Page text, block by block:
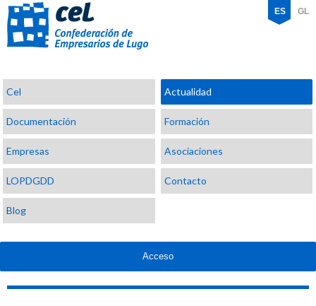
Confederación
de
Empresarios
de
Lugo
ES GL
Cel Actualidad
Documentación Formación
Empresas Asociaciones
LOPDGDD Contacto
Blog
Acceso